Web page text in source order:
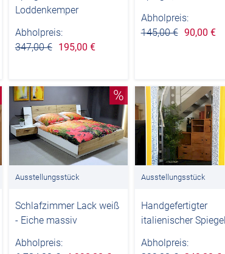
Loddenkemper
Abholpreis:
347,00 € 195,00 €
Abholpreis:
145,00 € 90,00 €
%
Ausstellungsstück
Schlafzimmer Lack weiß
- Eiche massiv
Abholpreis:
Ausstellungsstück
Handgefertigter
italienischer Spiegel
Abholpreis: